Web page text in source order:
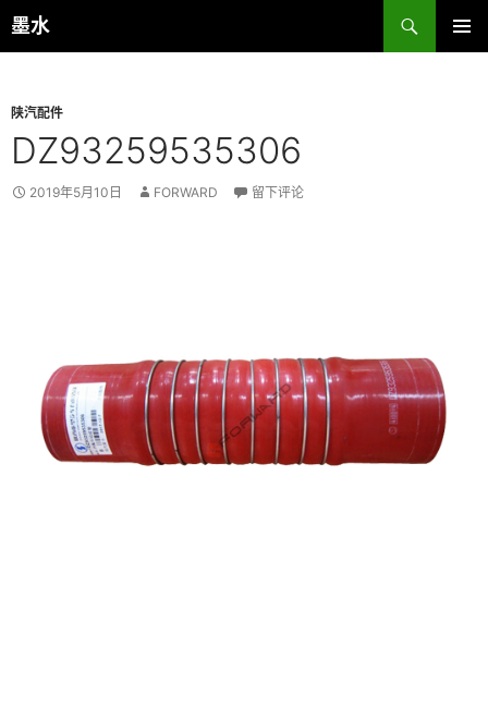
跳
至
墨水
搜
索
陕汽配件
DZ93259535306
2019年5月10日 FORWARD 留下评论